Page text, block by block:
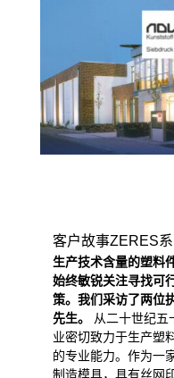
客户故事ZERES
生产技术含量的塑料
始终敏锐关注寻找可
策。我们采访了两位
先生。
从二十世纪五
业密切致力于生产塑
的专业能力。作为一
制造模具，具有丝网